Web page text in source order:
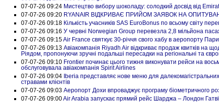
07-07-26 09:24 Мистецтво вибору шоколаду: солодкий досвід від
07-07-26 09:20 RYANAIR ВІДКРИВАЄ ПРИЙОМ ЗАЯВОК НА
07-07-26 09:18 Кількість учасників SAS EuroBonus по всьому світу
07-07-26 09:16 У червні Norwegian Group перевезла 2,8 мільйона
07-07-26 09:15Air France святкує 30-річчя свого хабу в аеропорту
07-07-26 09:13 Авіакомпанія Riyadh Air відкриває продаж квитків на
Ріядом, пропонуючи зручні подальші пересадки на регіональні та
07-07-26 09:10 Frontier починає цього тижня виконувати рейси на
обслуговувала авіакомпанія Spirit Airlines
07-07-26 09:04 Iberia представляє нове меню для
стравами клієнтів
07-07-26 09:03 Аеропорт Дохи впроваджує програму біометричного
07-07-26 09:00Air Arabia запускає прямий рейс Шарджа – Лондон